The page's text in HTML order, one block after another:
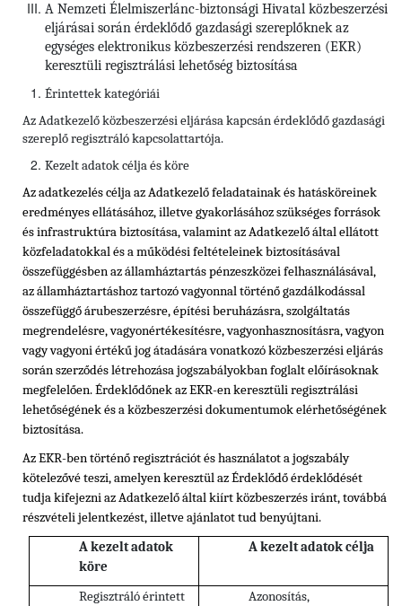
A Nemzeti Élelmiszerlánc-biztonsági Hivatal közbeszerzési
eljárásai során érdeklődő gazdasági szereplőknek az
egységes elektronikus közbeszerzési rendszeren (EKR)
keresztüli regisztrálási lehetőség biztosítása
Érintettek kategóriái
Az Adatkezelő közbeszerzési eljárása kapcsán érdeklődő gazdasági
szereplő regisztráló kapcsolattartója.
Kezelt adatok célja és köre
Az adatkezelés célja az Adatkezelő feladatainak és hatásköreinek
eredményes ellátásához, illetve gyakorlásához szükséges források
és infrastruktúra biztosítása, valamint az Adatkezelő által ellátott
közfeladatokkal és a működési feltételeinek biztosításával
összefüggésben az államháztartás pénzeszközei felhasználásával,
az államháztartáshoz tartozó vagyonnal történő gazdálkodással
összefüggő árubeszerzésre, építési beruházásra, szolgáltatás
megrendelésre, vagyonértékesítésre, vagyonhasznosításra, vagyon
vagy vagyoni értékű jog átadására vonatkozó közbeszerzési eljárás
során szerződés létrehozása jogszabályokban foglalt előírásoknak
megfelelően. Érdeklődőnek az EKR-en keresztüli regisztrálási
lehetőségének és a közbeszerzési dokumentumok elérhetőségének
biztosítása.
Az EKR-ben történő regisztrációt és használatot a jogszabály
kötelezővé teszi, amelyen keresztül az Érdeklődő érdeklődését
tudja kifejezni az Adatkezelő által kiírt közbeszerzés iránt, továbbá
részvételi jelentkezést, illetve ajánlatot tud benyújtani.
A kezelt adatok
köre
A kezelt adatok célja
Regisztráló érintett
Azonosítás,